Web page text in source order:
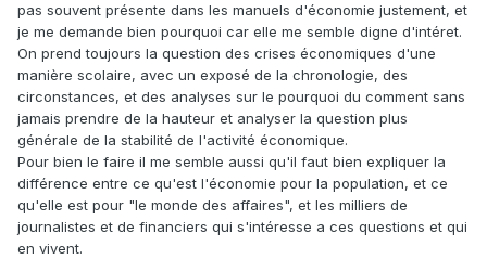
pas souvent présente dans les manuels d'économie justement, et
je me demande bien pourquoi car elle me semble digne d'intéret.
On prend toujours la question des crises économiques d'une
manière scolaire, avec un exposé de la chronologie, des
circonstances, et des analyses sur le pourquoi du comment sans
jamais prendre de la hauteur et analyser la question plus
générale de la stabilité de l'activité économique.
Pour bien le faire il me semble aussi qu'il faut bien expliquer la
différence entre ce qu'est l'économie pour la population, et ce
qu'elle est pour "le monde des affaires", et les milliers de
journalistes et de financiers qui s'intéresse a ces questions et qui
en vivent.